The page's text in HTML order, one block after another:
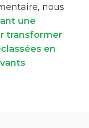
nous
une
transformer
en